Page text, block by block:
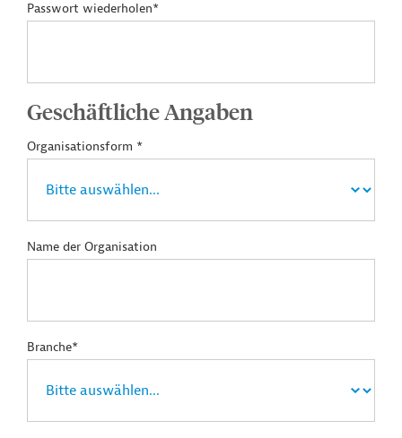
Passwort wiederholen*
Geschäftliche Angaben
Organisationsform *
Name der Organisation
Branche*